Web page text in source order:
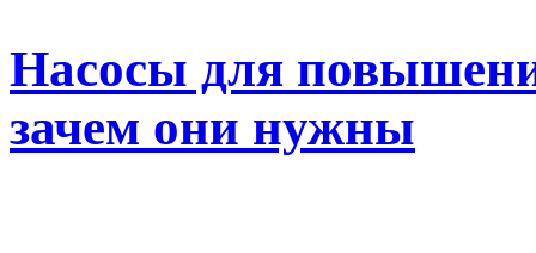
Насосы для
зачем они нужны